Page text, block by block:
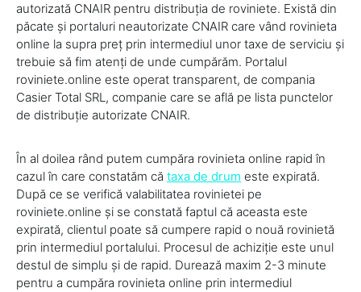
autorizată CNAIR pentru distribuția de roviniete. Există din
păcate și portaluri neautorizate CNAIR care vând rovinieta
online la supra preț prin intermediul unor taxe de serviciu și
trebuie să fim atenți de unde cumpărăm. Portalul
roviniete.online este operat transparent, de compania
Casier Total SRL, companie care se află pe lista punctelor
de distribuție autorizate CNAIR.
În al doilea rând putem cumpăra rovinieta online rapid în
cazul în care constatăm că taxa de drum este expirată.
După ce se verifică valabilitatea rovinietei pe
roviniete.online și se constată faptul că aceasta este
expirată, clientul poate să cumpere rapid o nouă rovinietă
prin intermediul portalului. Procesul de achiziție este unul
destul de simplu și de rapid. Durează maxim 2-3 minute
pentru a cumpăra rovinieta online prin intermediul